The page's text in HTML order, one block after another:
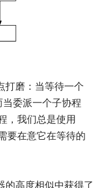
打磨：当等待一个
委派一个子协程
，我们总是使用
要在意它在等待的